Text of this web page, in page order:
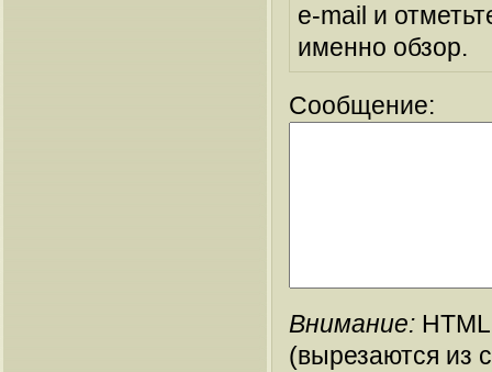
e-mail и
именно обзор.
Сообщение:
Внимание:
(вырезаются из